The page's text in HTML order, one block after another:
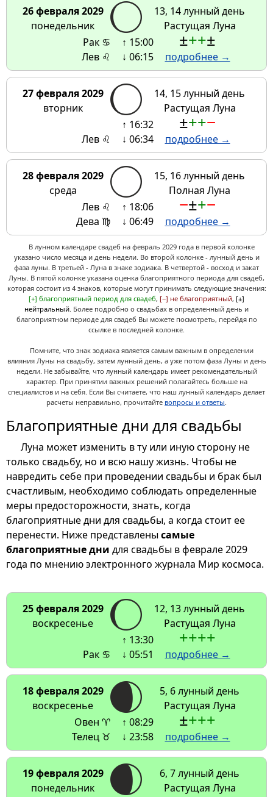
26 февраля 2029
понедельник
13, 14 лунный день
Растущая Луна
Рак ♋
Лев ♌
↑ 15:00
↓ 06:15
±++±
подробнее →
27 февраля 2029
вторник
14, 15 лунный день
Растущая Луна
Лев ♌
↑ 16:32
↓ 06:34
±++−
подробнее →
28 февраля 2029
среда
15, 16 лунный день
Полная Луна
Лев ♌
Дева ♍
↑ 18:06
↓ 06:49
−±+−
подробнее →
В лунном календаре свадеб на февраль 2029 года в первой колонке
указано число месяца и день недели. Во второй колонке - лунный день и
фаза луны. В третьей - Луна в знаке зодиака. В четвертой - восход и закат
Луны. В пятой колонке указана оценка благоприятного периода для свадеб,
которая состоит из 4 знаков, которые могут принимать следующие значения:
[+] благоприятный период для свадеб, [−] не благоприятный, [±]
нейтральный. Более подробно о свадьбах в определенный день и
благоприятном периоде для свадеб Вы можете посмотреть, перейдя по
ссылке в последней колонке.
Помните, что знак зодиака является самым важным в определении
влияния Луны на свадьбу, затем лунный день, а уже потом фаза Луны и день
недели. Не забывайте, что лунный календарь имеет рекомендательный
характер. При принятии важных решений полагайтесь больше на
специалистов и на себя. Если Вы считаете, что наш лунный календарь делает
расчеты неправильно, прочитайте вопросы и ответы
Благоприятные дни для свадьбы
Луна может изменить в ту или иную сторону не
только свадьбу, но и всю нашу жизнь. Чтобы не
навредить себе при проведении свадьбы и брак был
счастливым, необходимо соблюдать определенные
меры предосторожности, знать, когда
благоприятные дни для свадьбы, а когда стоит ее
перенести. Ниже представленысамые
благоприятные дни для свадьбы в феврале 2029
года по мнению электронного журнала Мир космоса.
25 февраля 2029
воскресенье
12, 13 лунный день
Растущая Луна
Рак ♋
↑ 13:30
↓ 05:51
++++
подробнее →
18 февраля 2029
воскресенье
5, 6 лунный день
Растущая Луна
Овен ♈
Телец ♉
↑ 08:29
↓ 23:58
±+++
подробнее →
19 февраля 2029
понедельник
6, 7 лунный день
Растущая Луна